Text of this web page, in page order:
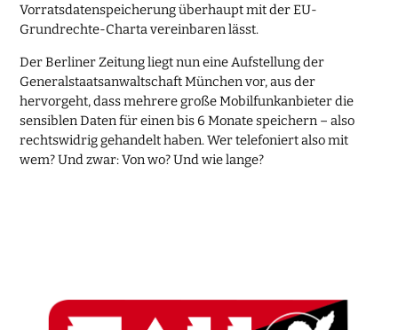
Vorratsdatenspeicherung überhaupt mit der EU-
Grundrechte-Charta vereinbaren lässt.
Der Berliner Zeitung liegt nun eine Aufstellung der
Generalstaatsanwaltschaft München vor, aus der
hervorgeht, dass mehrere große Mobilfunkanbieter die
sensiblen Daten für einen bis 6 Monate speichern – also
rechtswidrig gehandelt haben. Wer telefoniert also mit
wem? Und zwar: Von wo? Und wie lange?